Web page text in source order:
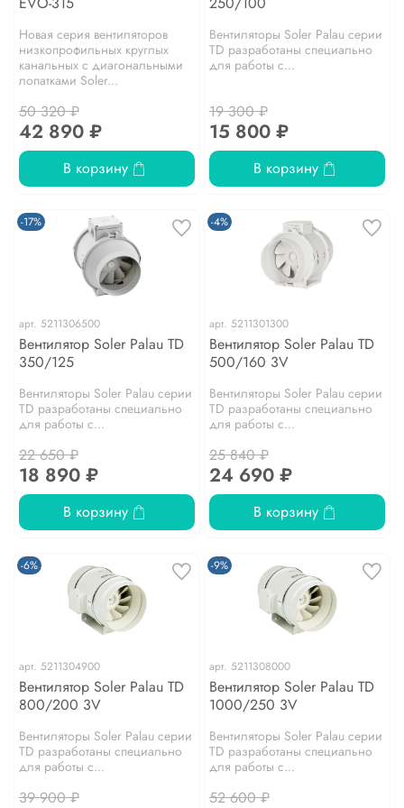
Новая серия вентиляторов
низкопрофильных круглых
канальных с диагональными
лопатками Soler...
50 320 ₽
42 890 ₽
В корзину
Вентиляторы Soler Palau серии
TD разработаны специально
для работы с...
19 300 ₽
15 800 ₽
В корзину
-17%
арт. 5211306500
Вентилятор Soler Palau TD
350/125
Вентиляторы Soler Palau серии
TD разработаны специально
для работы с...
22 650 ₽
18 890 ₽
В корзину
-4%
арт. 5211301300
Вентилятор Soler Palau TD
500/160 3V
Вентиляторы Soler Palau серии
TD разработаны специально
для работы с...
25 840 ₽
24 690 ₽
В корзину
-6%
арт. 5211304900
Вентилятор Soler Palau TD
800/200 3V
Вентиляторы Soler Palau серии
TD разработаны специально
для работы с...
39 900 ₽
-9%
арт. 5211308000
Вентилятор Soler Palau TD
1000/250 3V
Вентиляторы Soler Palau серии
TD разработаны специально
для работы с...
52 600 ₽